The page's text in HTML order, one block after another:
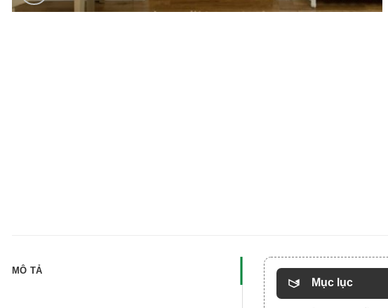
MÔ TẢ
Mục lục